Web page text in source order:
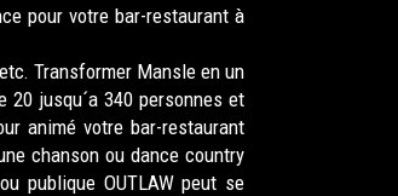
pour votre bar-restaurant à
Transformer Mansle en un
jusqu´a 340 personnes et
animé votre bar-restaurant
chanson ou dance country
publique OUTLAW peut se